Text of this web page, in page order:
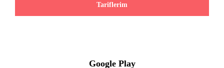
Tariflerim
Google Play